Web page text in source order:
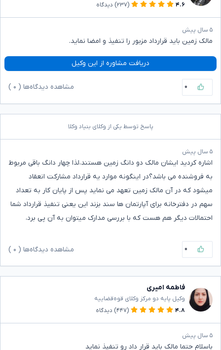
۴.۶
(۲۳۷) دیدگاه
۵ سال پیش
مالک زمین باید قرارداد مزبور را تنفیذ و امضا نماید.
دریافت مشاوره از این وکیل
۰ مشاهده دیدگاه‌ها ( ۰
پاسخ توسط یکی از وکلای بنیاد وکلا
۵ سال پیش
اشاره کردید ایشان مالک دو دانگ زمین هستند،لذا چهار دانگ باقی مربوط
به فروشنده می باشد؟در اینگونه موارد یه قرارداد مشارکت انعقاد
میشود که در آن مالک زمین تعهد می نماید پس از پایان کار به تعداد
سهم در دفترخانه برای آپارتمان ها سند بزند این یعنی تنفیذ قرارداد شما
احتمالات دیگر هم هست که با بررسی مدارک میتوان به آن پی برد،
۰ مشاهده دیدگاه‌ها ( ۰
فاطمه امیری
وکیل پایه دو مرکز وکلای قوه‌قضاییه
۴.۸
(۴۴۷) دیدگاه
۵ سال پیش
باسلام حتما مالک باید قرار داد رو تنفیذ نماید